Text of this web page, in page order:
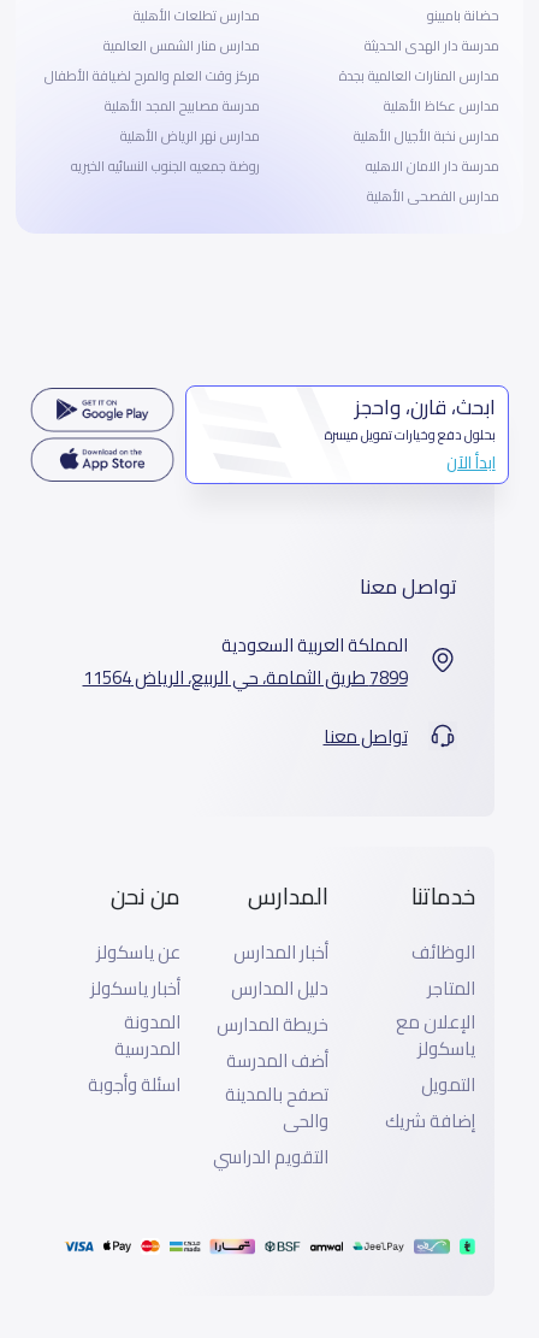
حضانة بامبينو
مدرسة دار الهدى الحديثة
مدارس المنارات العالمية بجدة
مدارس عكاظ الأهلية
مدارس نخبة الأجيال الأهلية
مدرسة دار الامان الاهليه
مدارس الفصحى الأهلية
مدارس تطلعات الأهلية
مدارس منار الشمس العالمية
مركز وقت العلم والمرح لضيافة الأطفال
مدرسة مصابيح المجد الأهلية
مدارس نهر الرياض الأهلية
روضة جمعيه الجنوب النسائيه الخيريه
ابحث، قارن، واحجز
بحلول دفع وخيارات تمويل ميسرة
ابدأ الآن
تواصل معنا
المملكة العربية السعودية
7899 طريق الثمامة، حي الربيع، الرياض 11564
تواصل معنا
خدماتنا
الوظائف
المتاجر
الإعلان مع
ياسكولز
التمويل
إضافة شريك
المدارس
أخبار المدارس
دليل المدارس
خريطة المدارس
أضف المدرسة
تصفح بالمدينة
والحى
التقويم الدراسي
من نحن
عن ياسكولز
أخبار ياسكولز
المدونة
المدرسية
اسئلة وأجوبة